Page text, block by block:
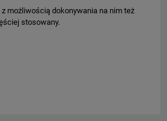
możliwością dokonywania na nim też
stosowany.